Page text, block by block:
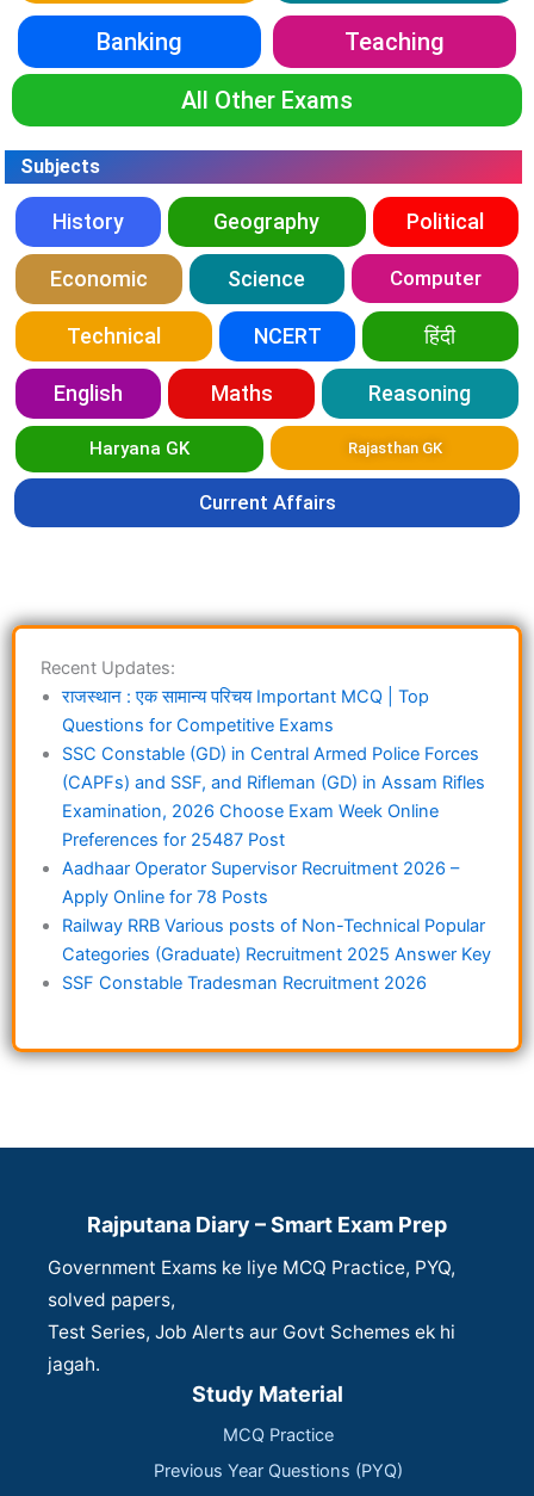
Banking Teaching
All Other Exams
Subjects
History Geography Political
Economic Science Computer
Technical NCERT हिंदी
English Maths Reasoning
Haryana GK Rajasthan GK
Current Affairs
Recent Updates:
राजस्थान : एक सामान्य परिचय Important MCQ | Top
Questions for Competitive Exams
SSC Constable (GD) in Central Armed Police Forces
(CAPFs) and SSF, and Rifleman (GD) in Assam Rifles
Examination, 2026 Choose Exam Week Online
Preferences for 25487 Post
Aadhaar Operator Supervisor Recruitment 2026 –
Apply Online for 78 Posts
Railway RRB Various posts of Non-Technical Popular
Categories (Graduate) Recruitment 2025 Answer Key
SSF Constable Tradesman Recruitment 2026
Rajputana Diary – Smart Exam Prep
Government Exams ke liye MCQ Practice, PYQ,
solved papers,
Test Series, Job Alerts aur Govt Schemes ek hi
jagah.
Study Material
MCQ Practice
Previous Year Questions (PYQ)